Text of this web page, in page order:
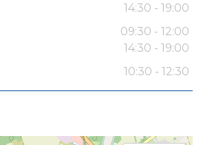
14:30 - 19:00
09:30 - 12:00
14:30 - 19:00
10:30 - 12:30